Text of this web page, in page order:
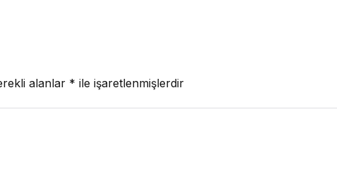
alanlar * ile işaretlenmişlerdir